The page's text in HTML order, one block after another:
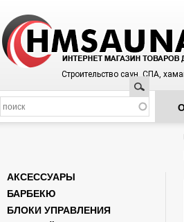
Строительство саун, СПА,
Поиск
АКСЕССУАРЫ
БАРБЕКЮ
БЛОКИ УПРАВЛЕНИЯ